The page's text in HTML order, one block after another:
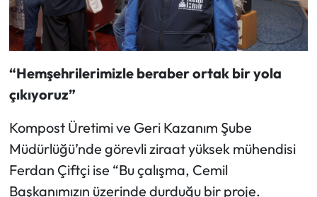
“Hemşehrilerimizle beraber ortak bir yola
çıkıyoruz”
Kompost Üretimi ve Geri Kazanım Şube
Müdürlüğü’nde görevli ziraat yüksek mühendisi
Ferdan Çiftçi ise “Bu çalışma, Cemil
Başkanımızın üzerinde durduğu bir proje.